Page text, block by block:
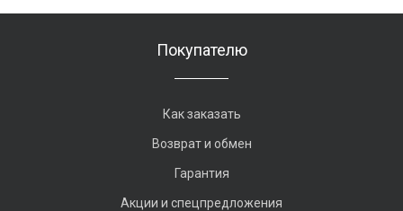
Покупателю
Как заказать
Возврат и обмен
Гарантия
Акции и спецпредложения